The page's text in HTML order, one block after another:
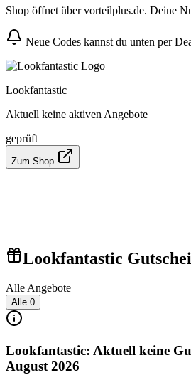
Shop öffnet über vorteilplus.de. Deine
Neue Codes kannst du unten per
Lookfantastic
Aktuell keine aktiven Angebote
geprüft
Zum Shop
Lookfantastic
Alle Angebote
Alle 0
Lookfantastic: Aktuell keine
August 2026